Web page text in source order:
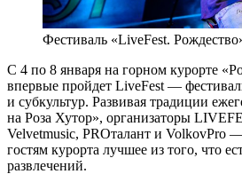
Фестиваль «LiveFest.
С 4 по 8 января на горном курорте
впервые пройдет LiveFest —
и субкультур. Развивая традиции
на Роза Хутор», организаторы
Velvetmusic, PROталант и VolkovPro
гостям курорта лучшее из того, что
развлечений.